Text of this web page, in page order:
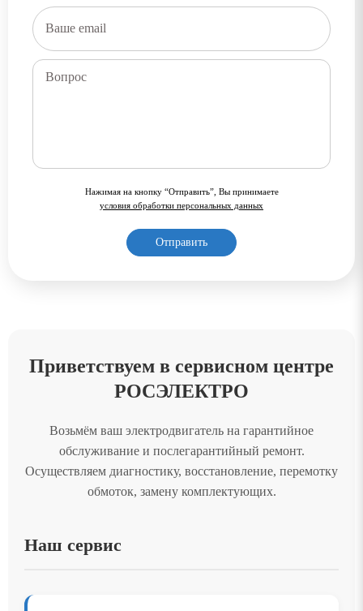
Нажимая на кнопку “Отправить”, Вы принимаете
условия обработки персональных данных
Приветствуем в сервисном центре
РОСЭЛЕКТРО
Возьмём ваш электродвигатель на гарантийное
обслуживание и послегарантийный ремонт.
Осуществляем диагностику, восстановление, перемотку
обмоток, замену комплектующих.
Наш сервис